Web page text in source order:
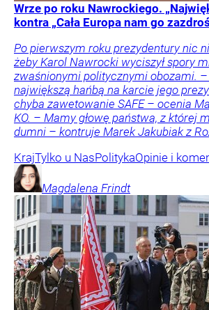
Wrze po roku Nawrockiego.
kontra „Cała Europa nam go
Po pierwszym roku prezydentury nic
żeby Karol Nawrocki wyciszył spory
zwaśnionymi politycznymi obozami.
największą hańbą na karcie jego
chyba zawetowanie SAFE – ocenia
KO. – Mamy głowę państwa, z której
dumni – kontruje Marek Jakubiak z
KrajTylko u NasPolitykaOpinie i
Magdalena Frindt